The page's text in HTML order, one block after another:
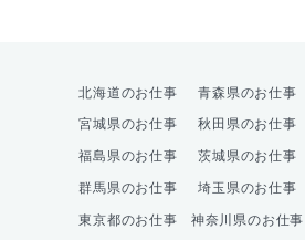
北海道のお仕事 青森県のお仕事
宮城県のお仕事 秋田県のお仕事
福島県のお仕事 茨城県のお仕事
群馬県のお仕事 埼玉県のお仕事
東京都のお仕事 神奈川県のお仕事